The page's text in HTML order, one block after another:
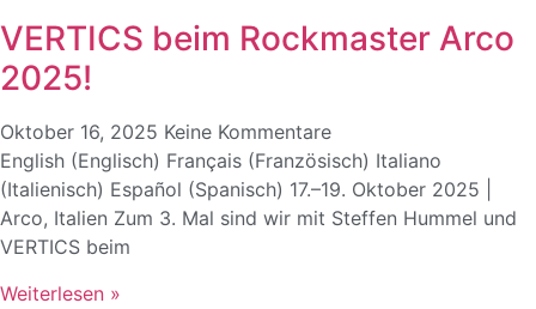
VERTICS beim Rockmaster Arco
2025!
Oktober 16, 2025 Keine Kommentare
English (Englisch) Français (Französisch) Italiano
(Italienisch) Español (Spanisch) 17.–19. Oktober 2025 |
Arco, Italien Zum 3. Mal sind wir mit Steffen Hummel und
VERTICS beim
Weiterlesen »